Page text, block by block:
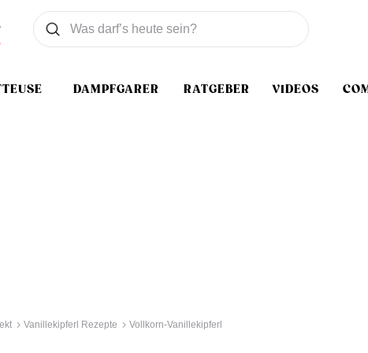
DAMPFGARER RATGEBER VIDEOS
Was wollen Sie suchen
Suchen
Vanillekipferl Rezepte Vollkorn-Vanillekipferl